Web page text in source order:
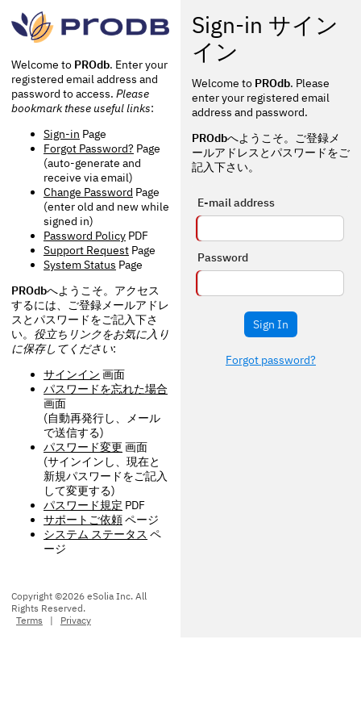
Welcome to PROdb. Enter your
registered email address and
password to access. Please
bookmark these useful links:
Sign-in Page
Forgot Password? Page
(auto-generate and
receive via email)
Change Password Page
(enter old and new while
signed in)
Password Policy PDF
Support Request Page
System Status Page
PROdbへようこそ。アクセス
するには、ご登録メールアドレ
スとパスワードをご記入下さ
い。 役立ちリンクをお気に入り
に保存してください:
サインイン 画面
パスワードを忘れた場合
画面
(自動再発行し、メール
で送信する)
パスワード変更 画面
(サインインし、現在と
新規パスワードをご記入
して変更する)
パスワード規定 PDF
サポートご依頼ページ
システム ステータス ペ
ージ
Sign-in サイン
イン
Welcome to PROdb. Please
enter your registered email
address and password.
PROdbへようこそ。ご登録メ
ールアドレスとパスワードをご
記入下さい。
E-mail address
Password
Sign In
Forgot password?
Copyright ©2026 eSolia Inc. All
Rights Reserved.
Terms
| Privacy